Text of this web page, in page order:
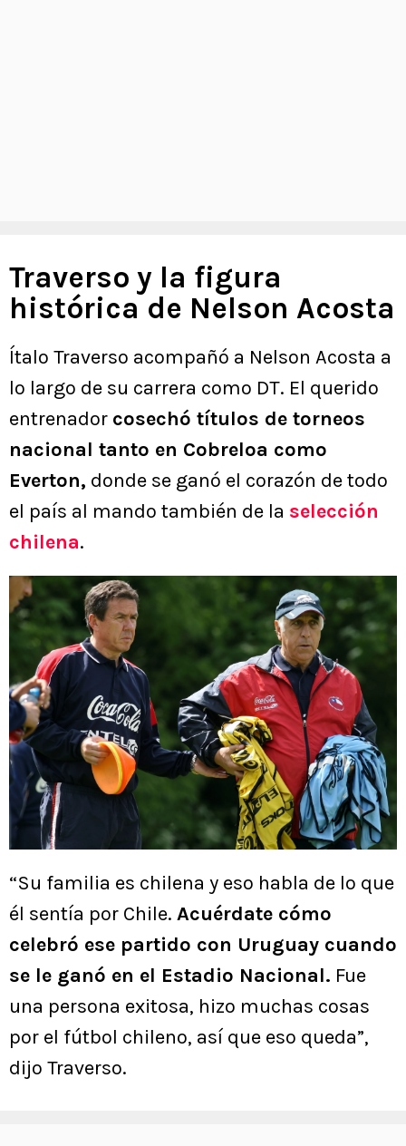
Traverso y la figura
histórica de Nelson Acosta
Ítalo Traverso acompañó a Nelson Acosta a
lo largo de su carrera como DT. El querido
entrenador cosechó títulos de torneos
nacional tanto en Cobreloa como
Everton, donde se ganó el corazón de todo
el país al mando también de la selección
chilena.
“Su familia es chilena y eso habla de lo que
él sentía por Chile. Acuérdate cómo
celebró ese partido con Uruguay cuando
se le ganó en el Estadio Nacional. Fue
una persona exitosa, hizo muchas cosas
por el fútbol chileno, así que eso queda”,
dijo Traverso.